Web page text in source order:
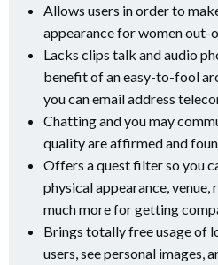
Allows users in order to
appearance for women out-
Lacks clips talk and audio
benefit of an easy-to-fool
you can email address
Chatting and you may
quality are affirmed and
Offers a quest filter so you
physical appearance, venue,
much more for getting
Brings totally free usage of
users, see personal images,